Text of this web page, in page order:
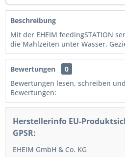
Beschreibung
Mit der EHEIM feedingSTATION
die Mahlzeiten unter Wasser.
Bewertungen
0
Bewertungen lesen, schreiben
Bewertungen:
Herstellerinfo EU-
GPSR:
EHEIM GmbH & Co. KG